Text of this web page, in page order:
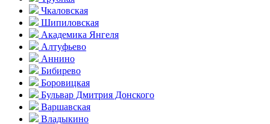
Чкаловская
Шипиловская
Академика Янгеля
Алтуфьево
Аннино
Бибирево
Боровицкая
Бульвар Дмитрия Донского
Варшавская
Владыкино